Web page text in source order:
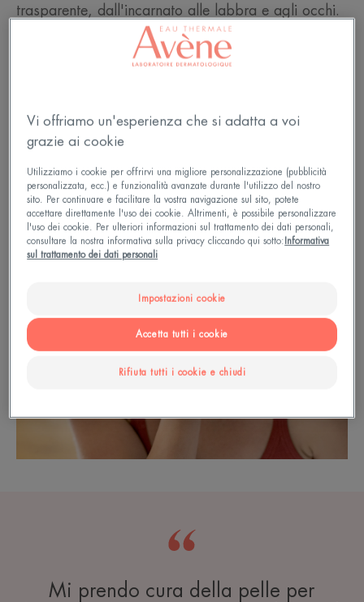
trasparente, dall'incarnato alle labbra e agli occhi.
Come scegliere il mio fondotinta
Mi prendo cura della pelle per
Vi offriamo un'esperienza che si adatta a voi
grazie ai cookie
Utilizziamo i cookie per offrirvi una migliore personalizzazione (pubblicità
personalizzata, ecc.) e funzionalità avanzate durante l'utilizzo del nostro
sito. Per continuare e facilitare la vostra navigazione sul sito, potete
accettare direttamente l'uso dei cookie. Altrimenti, è possibile personalizzare
l'uso dei cookie. Per ulteriori informazioni sul trattamento dei dati personali,
consultare la nostra informativa sulla privacy cliccando qui sotto: Informativa
sul trattamento dei dati personali
Impostazioni cookie
Rifiuta tutti i cookie e chiudi
Accetta tutti i cookie